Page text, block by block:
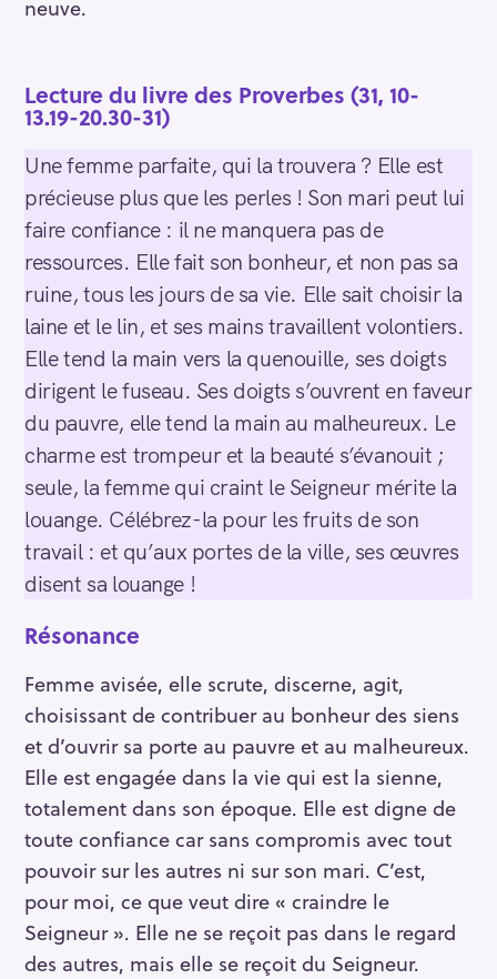
neuve.
Lecture du livre des Proverbes (31, 10-
13.19-20.30-31)
Une femme parfaite, qui la trouvera ? Elle est
précieuse plus que les perles ! Son mari peut lui
faire confiance : il ne manquera pas de
ressources. Elle fait son bonheur, et non pas sa
ruine, tous les jours de sa vie. Elle sait choisir la
laine et le lin, et ses mains travaillent volontiers.
Elle tend la main vers la quenouille, ses doigts
dirigent le fuseau. Ses doigts s’ouvrent en faveur
du pauvre, elle tend la main au malheureux. Le
charme est trompeur et la beauté s’évanouit ;
seule, la femme qui craint le Seigneur mérite la
louange. Célébrez-la pour les fruits de son
travail : et qu’aux portes de la ville, ses œuvres
disent sa louange !
Résonance
Femme avisée, elle scrute, discerne, agit,
choisissant de contribuer au bonheur des siens
et d’ouvrir sa porte au pauvre et au malheureux.
Elle est engagée dans la vie qui est la sienne,
totalement dans son époque. Elle est digne de
toute confiance car sans compromis avec tout
pouvoir sur les autres ni sur son mari. C’est,
pour moi, ce que veut dire « craindre le
Seigneur ». Elle ne se reçoit pas dans le regard
des autres, mais elle se reçoit du Seigneur.